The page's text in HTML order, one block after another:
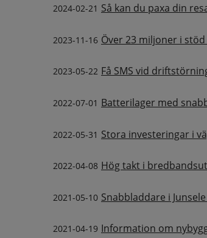
2024-02-21 Så kan du paxa din
2023-11-16 Över 23 miljoner i
2023-05-22 Få SMS vid
2022-07-01 Batterilager med
2022-05-31 Stora investeringar i
2022-04-08 Hög takt i
2021-05-10 Snabbladdare i
2021-04-19 Information om